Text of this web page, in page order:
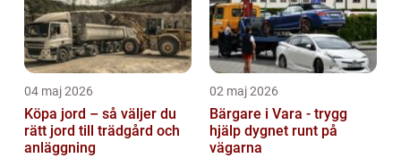
04 maj 2026
Köpa jord – så väljer du
rätt jord till trädgård och
anläggning
02 maj 2026
Bärgare i Vara - trygg
hjälp dygnet runt på
vägarna